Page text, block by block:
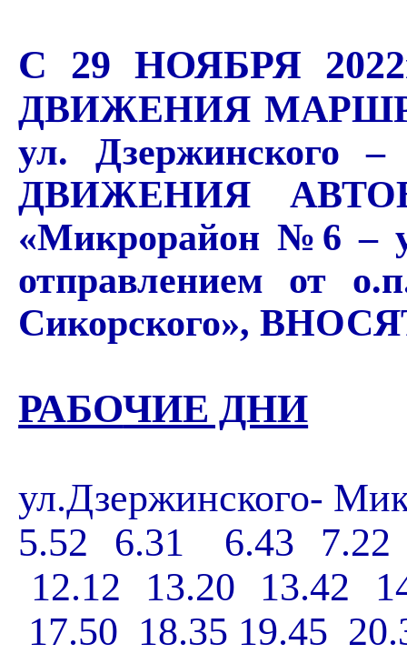
С 29 НОЯБРЯ
ДВИЖЕНИЯ
ул. Дзержинского
ДВИЖЕНИЯ
«Микрорайон №6 –
отправлением от
Сикорского»,
РАБОЧИЕ ДНИ
ул.Дзержинского-
5.52 6.31 6.43 7.22
12.12 13.20 13.42
17.50 18.35 19.45